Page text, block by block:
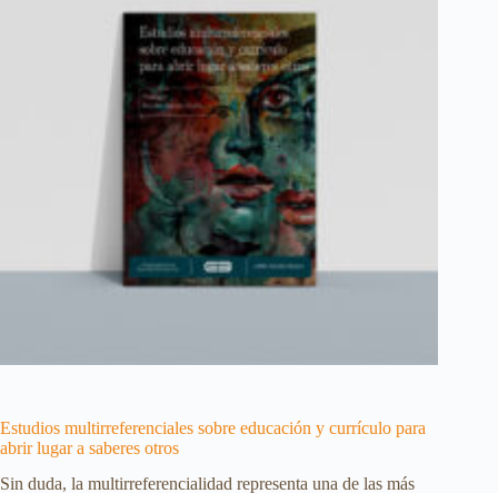
Estudios multirreferenciales sobre educación y currículo para
abrir lugar a saberes otros
Sin duda, la multirreferencialidad representa una de las más